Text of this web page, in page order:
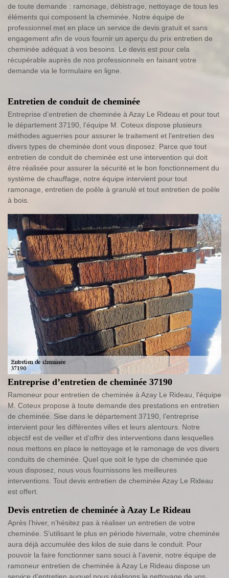
de toute demande : ramonage, débistrage, nettoyage de tous les
éléments qui composent la cheminée. Notre équipe de
professionnel met en place un service de devis gratuit et sans
engagement afin de vous fournir un aperçu du prix entretien de
cheminée adéquat à vos besoins. Le devis est pour cela
récupérable auprès de nos professionnels en faisant votre
demande via le formulaire en ligne.
Entretien de conduit de cheminée
Entreprise d’entretien de cheminée à Azay Le Rideau et pour tout
le département 37190, l’équipe M. Coteux dispose plusieurs
méthodes aguerries pour assurer le traitement et l’entretien des
divers types de cheminée dont vous disposez. Parce que tout
entretien de conduit de cheminée est une intervention qui doit
être réalisée pour assurer la sécurité et le bon fonctionnement du
système de chauffage, notre équipe intervient pour tout
ramonage, entretien de poêle à granulé et tout entretien de poêle
à bois.
Entreprise d’entretien de cheminée 37190
Ramoneur pour entretien de cheminée à Azay Le Rideau, l’équipe
M. Coteux propose à toute demande des prestations en entretien
de cheminée. Sise dans le département 37190, l’entreprise
intervient pour les différentes villes et leurs alentours. Notre
objectif est de veiller et d’offrir des interventions dans lesquelles
nous mettons en place le nettoyage et le ramonage de vos divers
conduits de cheminée. Quel que soit le type de cheminée que
vous disposez, nous vous fournissons les meilleures
interventions. Tout devis entretien de cheminée Azay Le Rideau
est offert.
Devis entretien de cheminée à Azay Le Rideau
Après l’hiver, n’hésitez pas à réaliser un entretien de votre
cheminée. S’utilisant le plus en période hivernale, votre cheminée
aura déjà accumulée des kilos de suie dans le conduit. Pour
pouvoir la faire fonctionner sans souci à l’avenir, notre équipe de
ramoneur entretien de cheminée à Azay Le Rideau dispose un